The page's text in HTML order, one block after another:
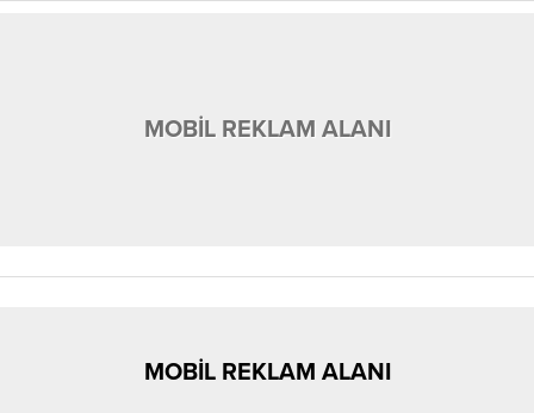
MOBİL REKLAM ALANI
MOBİL REKLAM ALANI